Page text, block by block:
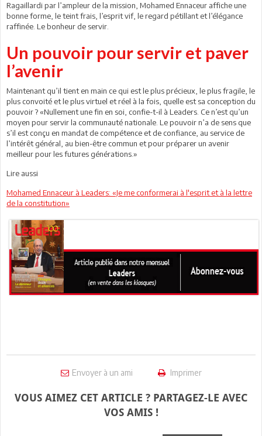
Ragaillardi par l’ampleur de la mission, Mohamed Ennaceur affiche une
bonne forme, le teint frais, l’esprit vif, le regard pétillant et l’élégance
raffinée. Le bonheur de servir.
Un pouvoir pour servir et paver
l’avenir
Maintenant qu’il tient en main ce qui est le plus précieux, le plus fragile, le
plus convoité et le plus virtuel et réel à la fois, quelle est sa conception du
pouvoir ? «Nullement une fin en soi, confie-t-il à Leaders. Ce n’est qu’un
moyen pour servir la communauté nationale. Le pouvoir n’a de sens que
s’il est conçu en mandat de compétence et de confiance, au service de
l’intérêt général, au bien-être commun et pour préparer un avenir
meilleur pour les futures générations.»
Lire aussi
Mohamed Ennaceur à Leaders: «Je me conformerai à l'esprit et à la lettre
de la constitution»
Envoyer à un ami Imprimer
VOUS AIMEZ CET ARTICLE ? PARTAGEZ-LE AVEC
VOS AMIS !